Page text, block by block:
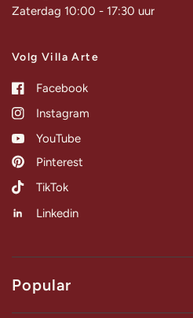
Zaterdag 10:00 - 17:30 uur
Volg Villa Arte
Facebook
Instagram
YouTube
Pinterest
TikTok
Linkedin
Popular